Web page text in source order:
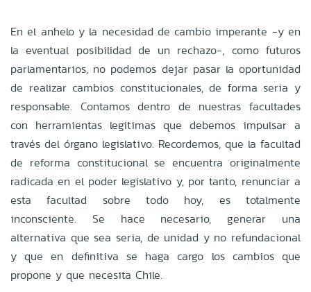
En el anhelo y la necesidad de cambio imperante -y en
la eventual posibilidad de un rechazo-, como futuros
parlamentarios, no podemos dejar pasar la oportunidad
de realizar cambios constitucionales, de forma seria y
responsable. Contamos dentro de nuestras facultades
con herramientas legitimas que debemos impulsar a
través del órgano legislativo. Recordemos, que la facultad
de reforma constitucional se encuentra originalmente
radicada en el poder legislativo y, por tanto, renunciar a
esta facultad sobre todo hoy, es totalmente
inconsciente. Se hace necesario, generar una
alternativa que sea seria, de unidad y no refundacional
y que en definitiva se haga cargo los cambios que
propone y que necesita Chile.